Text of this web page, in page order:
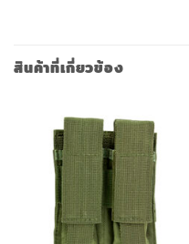
สินค้าที่เกี่ยวข้อง